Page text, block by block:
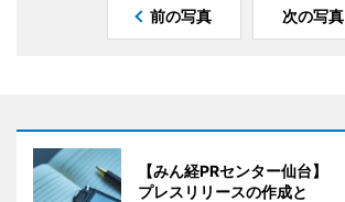
前の写真 次の写真
【みん経PRセンター仙台】
プレスリリースの作成と